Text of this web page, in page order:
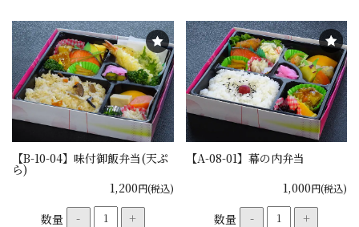
【B-10-04】味付御飯弁当(天ぷ
ら)
1,200円(税込)
数量 - +
【A-08-01】幕の内弁当
1,000円(税込)
数量 - +